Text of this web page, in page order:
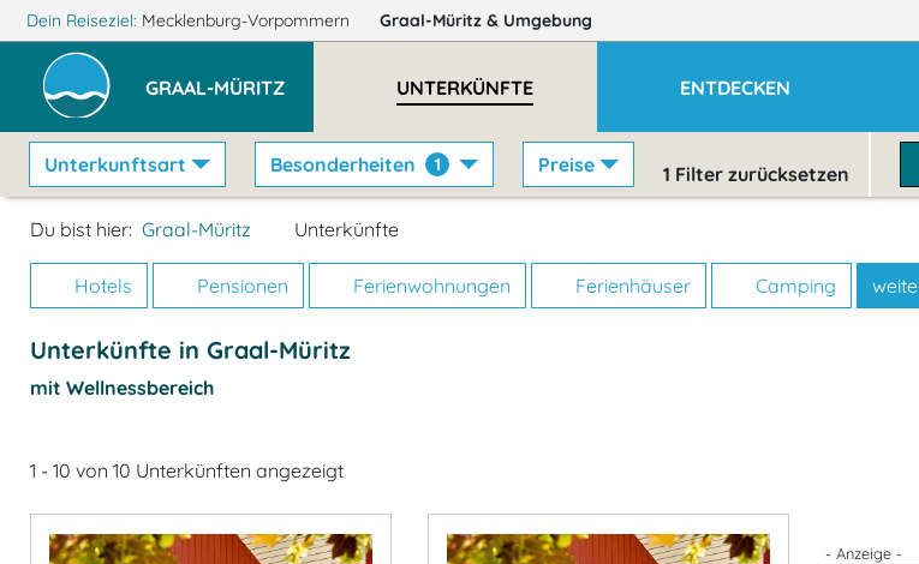
Dein Reiseziel: Mecklenburg-Vorpommern Graal-Müritz & Umgebung
GRAAL-MÜRITZ UNTERKÜNFTE ENTDECKEN
Unterkunftsart Besonderheiten 1 Preise 1 Filter zurücksetzen
Du bist hier: Graal-Müritz Unterkünfte
Hotels Pensionen Ferienwohnungen Ferienhäuser Camping
Unterkünfte in Graal-Müritz
mit Wellnessbereich
1 - 10 von 10 Unterkünften angezeigt
- Anzeige -